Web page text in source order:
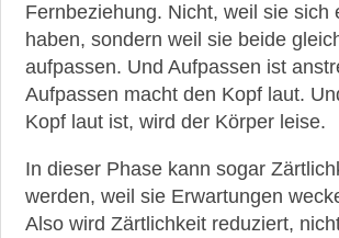
Fernbeziehung. Nicht, weil sie sich
haben, sondern weil sie beide
aufpassen. Und Aufpassen ist
Aufpassen macht den Kopf laut.
Kopf laut ist, wird der Körper leise.
In dieser Phase kann sogar
werden, weil sie Erwartungen
Also wird Zärtlichkeit reduziert,